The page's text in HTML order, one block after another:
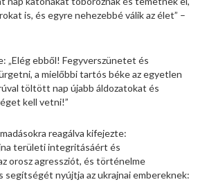
is, és egyre nehezebbé válik az élet” –
„Elég ebből! Fegyverszünetet és
a mielőbbi tartós béke az egyetlen
töltött nap újabb áldozatokat és
kell vetni!”
reagálva kifejezte:
területi integritásáért és
orosz agressziót, és történelme
segítségét nyújtja az ukrajnai embereknek: